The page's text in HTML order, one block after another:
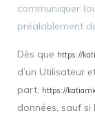
communiquer
préalablement
Dès que https://
d’un Utilisateur
part, https://
données, sauf si